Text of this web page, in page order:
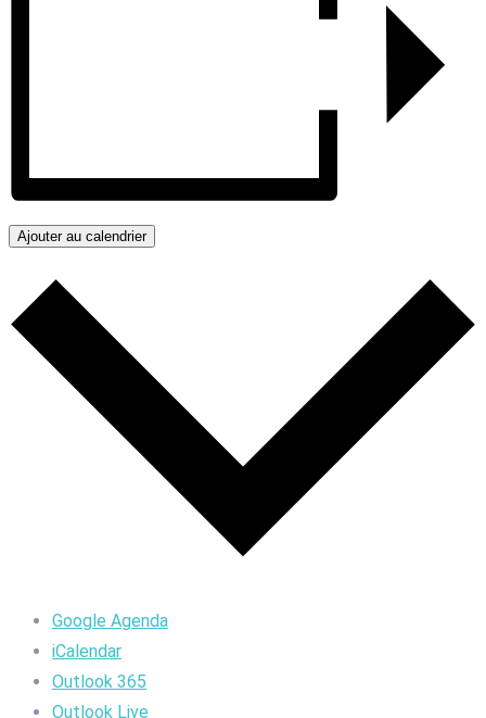
Ajouter au calendrier
Google Agenda
iCalendar
Outlook 365
Outlook Live